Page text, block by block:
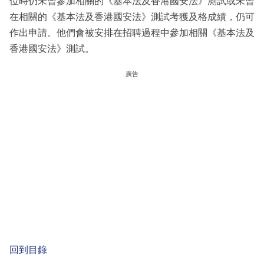
在相關的《基本法及香港國安法》測試考獲及格成績，仍可
作出申請。他們會被安排在招聘過程中參加相關《基本法及
香港國安法》測試。
廣告
回到目錄